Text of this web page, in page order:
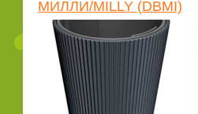
МИЛЛИ/MILLY (DBMI)